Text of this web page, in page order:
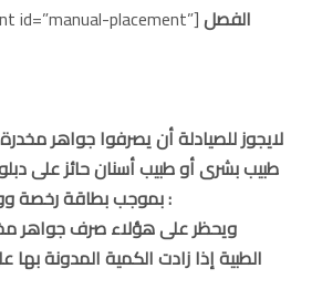
id=”manual-placement”]الفصل
لايجوز للصيادلة أن يصرفوا جواهر
طبيب بشرى أو طبيب أسنان حائز على
بموجب بطاقة رخصة ووفقاً للأحكام التالية :
ويحظر على هؤلاء صرف جواهر
الطبية إذا زادت الكمية المدونة بها